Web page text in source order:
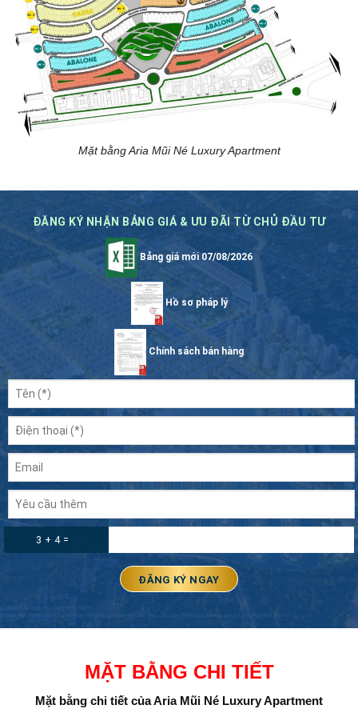
Mặt bằng Aria Mũi Né Luxury Apartment
ĐĂNG KÝ NHẬN BẢNG GIÁ & ƯU ĐÃI TỪ CHỦ ĐẦU TƯ
Bảng giá mới 07/08/2026
Hồ sơ pháp lý
Chính sách bán hàng
3 + 4 =
MẶT BẰNG CHI TIẾT
Mặt bằng chi tiết của Aria Mũi Né Luxury Apartment